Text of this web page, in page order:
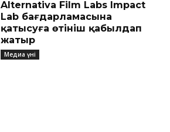
Alternativa Film Labs Impact
Lab бағдарламасына
қатысуға өтініш қабылдап
жатыр
Медиа үні